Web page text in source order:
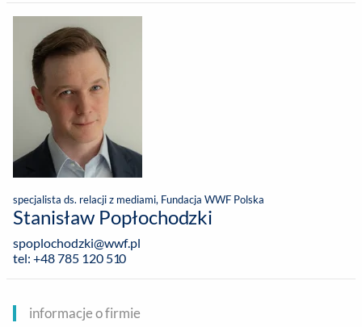
specjalista ds. relacji z mediami, Fundacja WWF Polska
Stanisław Popłochodzki
spoplochodzki@wwf.pl
tel: +48 785 120 510
informacje o firmie